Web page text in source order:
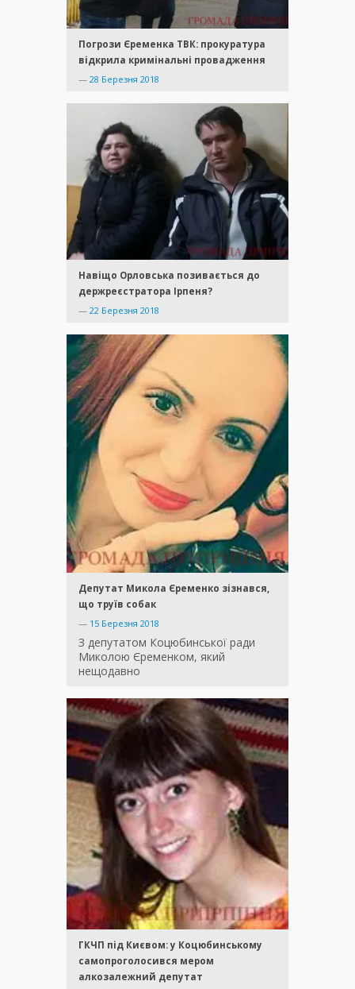
Погрози Єременка ТВК: прокуратура
відкрила кримінальні провадження
— 28 Березня 2018
Навіщо Орловська позивається до
держреєстратора Ірпеня?
— 22 Березня 2018
Депутат Микола Єременко зізнався,
що труїв собак
— 15 Березня 2018
З депутатом Коцюбинської ради
Миколою Єременком, який
нещодавно
ГКЧП під Києвом: у Коцюбинському
самопроголосився мером
алкозалежний депутат